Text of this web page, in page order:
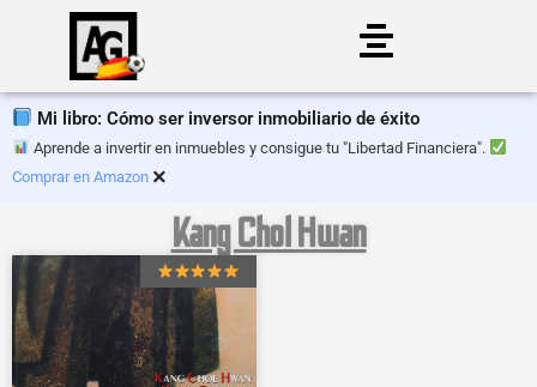
al
contenido
Mi libro: Cómo ser inversor inmobiliario de éxito
Aprende a invertir en inmuebles y consigue tu "Libertad Financiera".
Comprar en Amazon ×
Kang Chol Hwan